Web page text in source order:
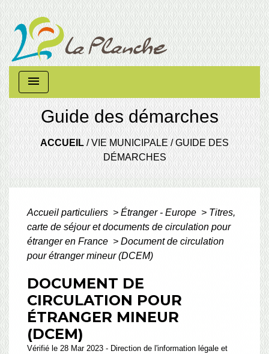
menu
Guide des démarches
ACCUEIL/VIE MUNICIPALE/GUIDE DES
DÉMARCHES
Accueil particuliers > Étranger - Europe > Titres,
carte de séjour et documents de circulation pour
étranger en France > Document de circulation
pour étranger mineur (DCEM)
DOCUMENT DE
CIRCULATION POUR
ÉTRANGER MINEUR
(DCEM)
Vérifié le 28 Mar 2023 - Direction de l'information légale et